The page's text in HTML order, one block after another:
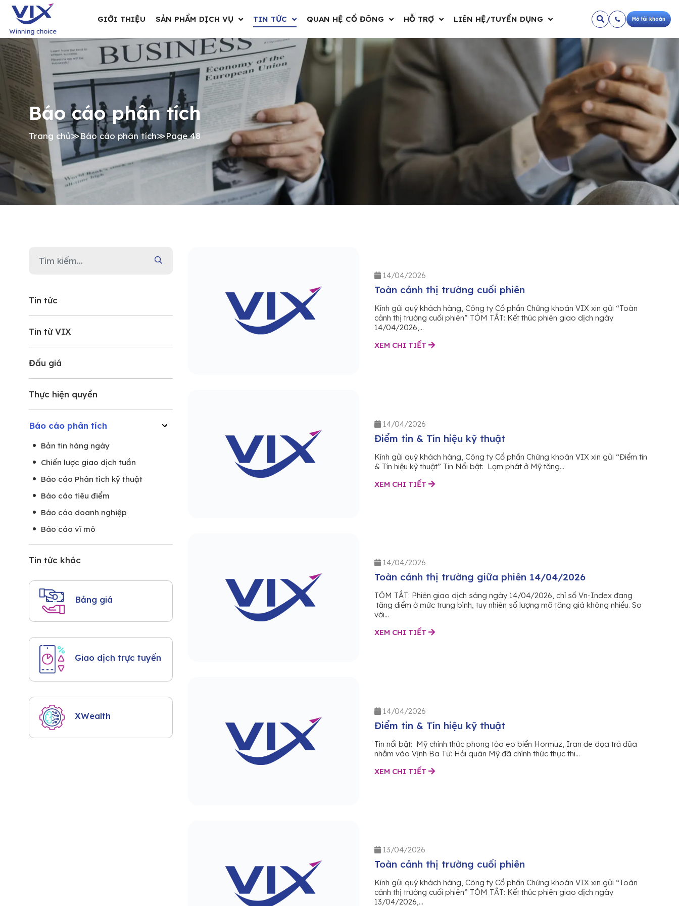
GIỚI THIỆU SẢN PHẨM DỊCH VỤ TIN TỨC QUAN HỆ CỔ ĐÔNG HỖ TRỢ LIÊN HỆ/TUYỂN DỤNG Mở tài khoản
Báo cáo phân tích
Trang chủ≫Báo cáo phân tích≫Page 48
Tin tức
Tin từ VIX
Đấu giá
Thực hiện quyền
Báo cáo phân tích
Bản tin hàng ngày
Chiến lược giao dịch tuần
Báo cáo Phân tích kỹ thuật
Báo cáo tiêu điểm
Báo cáo doanh nghiệp
Báo cáo vĩ mô
Tin tức khác
Bảng giá
Giao dịch trực tuyến
XWealth
14/04/2026
Toàn cảnh thị trường cuối phiên
Kính gửi quý khách hàng, Công ty Cổ phần Chứng khoán VIX xin gửi “Toàn
cảnh thị trường cuối phiên” TÓM TẮT: Kết thúc phiên giao dịch ngày
14/04/2026,...
XEM CHI TIẾT
14/04/2026
Điểm tin & Tín hiệu kỹ thuật
Kính gửi quý khách hàng, Công ty Cổ phần Chứng khoán VIX xin gửi “Điểm tin
& Tín hiệu kỹ thuật” Tin Nổi bật: Lạm phát ở Mỹ tăng...
XEM CHI TIẾT
14/04/2026
Toàn cảnh thị trường giữa phiên 14/04/2026
TÓM TẮT: Phiên giao dịch sáng ngày 14/04/2026, chỉ số Vn-Index đang
tăng điểm ở mức trung bình, tuy nhiên số lượng mã tăng giá không nhiều. So
với...
XEM CHI TIẾT
14/04/2026
Điểm tin & Tín hiệu kỹ thuật
Tin nổi bật: Mỹ chính thức phong tỏa eo biển Hormuz, Iran đe dọa trả đũa
nhắm vào Vịnh Ba Tư: Hải quân Mỹ đã chính thức thực thi...
XEM CHI TIẾT
13/04/2026
Toàn cảnh thị trường cuối phiên
Kính gửi quý khách hàng, Công ty Cổ phần Chứng khoán VIX xin gửi “Toàn
cảnh thị trường cuối phiên” TÓM TẮT: Kết thúc phiên giao dịch ngày
13/04/2026,...